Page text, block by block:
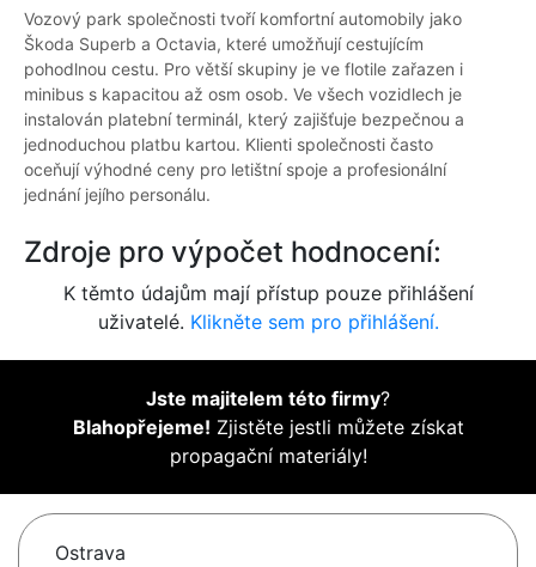
Vozový park společnosti tvoří komfortní automobily jako
Škoda Superb a Octavia, které umožňují cestujícím
pohodlnou cestu. Pro větší skupiny je ve flotile zařazen i
minibus s kapacitou až osm osob. Ve všech vozidlech je
instalován platební terminál, který zajišťuje bezpečnou a
jednoduchou platbu kartou. Klienti společnosti často
oceňují výhodné ceny pro letištní spoje a profesionální
jednání jejího personálu.
Zdroje pro výpočet hodnocení:
K těmto údajům mají přístup pouze přihlášení
uživatelé. Klikněte sem pro přihlášení.
Jste majitelem této firmy?
Blahopřejeme! Zjistěte jestli můžete získat
propagační materiály!
Ostrava